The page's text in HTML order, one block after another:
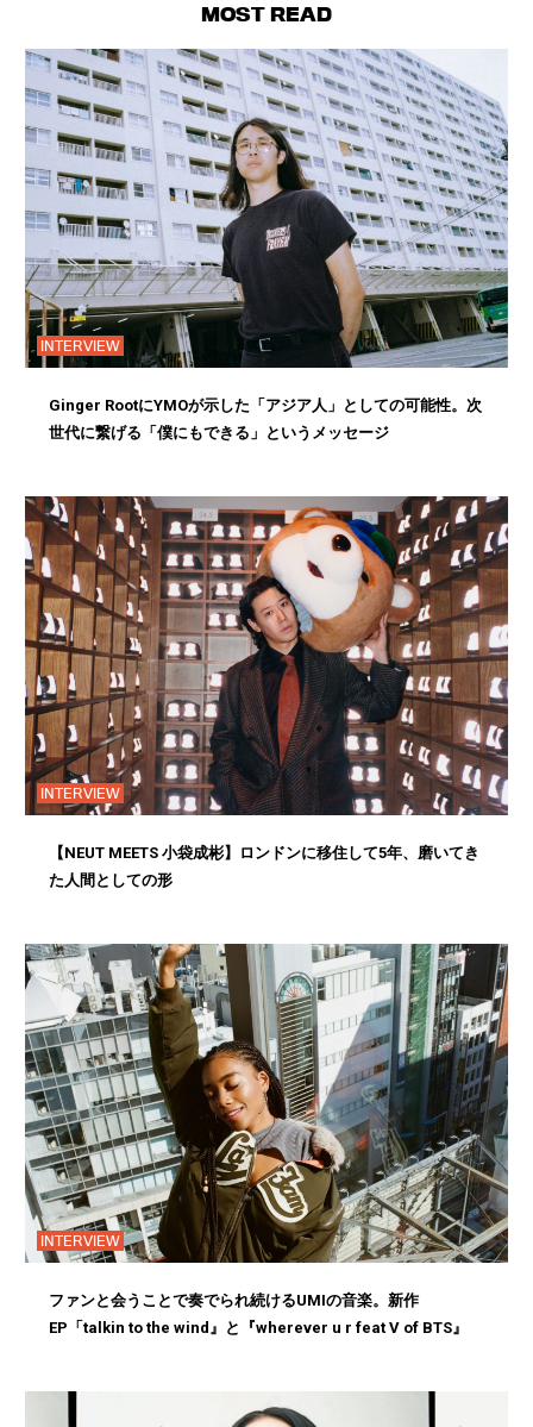
MOST READ
INTERVIEW
Ginger RootにYMOが示した「アジア人」としての可能性。次
世代に繋げる「僕にもできる」というメッセージ
INTERVIEW
【NEUT MEETS 小袋成彬】ロンドンに移住して5年、磨いてき
た人間としての形
INTERVIEW
ファンと会うことで奏でられ続けるUMIの音楽。新作
EP「talkin to the wind』と『wherever u r feat V of BTS』